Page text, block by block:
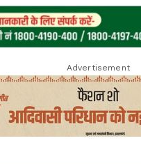
Advertisement